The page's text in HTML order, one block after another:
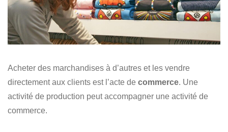
Acheter des marchandises à d’autres et les vendre
directement aux clients est l’acte de commerce. Une
activité de production peut accompagner une activité de
commerce.